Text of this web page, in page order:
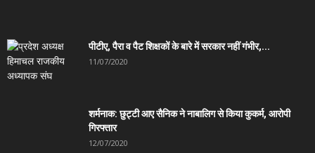
पीटीए, पैरा व पैट शिक्षकों के बारे में सरकार नहीं गंभीर,...
11/07/2020
शर्मनाक: छुट्टी आए सैनिक ने नाबालिग से किया कुकर्म, आरोपी
गिरफ्तार
12/07/2020